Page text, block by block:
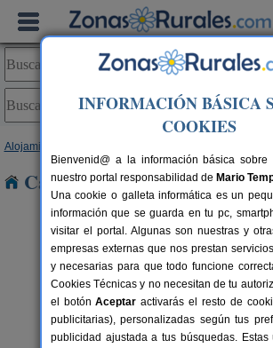
Alojamientos
Casas Rurales cerca de
Casa Rural El Carmen II
Ciudad Rodrigo (Salamanca)
INFORMACIÓN BÁSICA
COOKIES
Bienvenid@ a la información básica
nuestro portal responsabilidad de Mario
Una cookie o galleta informática es un
información que se guarda en tu pc,
visitar el portal. Algunas son nuestras y
empresas externas que nos prestan
y necesarias para que todo funcione
Cookies Técnicas y no necesitan de tu
el botónAceptar activarás el resto de
publicitarias), personalizadas según tus
publicidad ajustada a tus búsquedas. Estas